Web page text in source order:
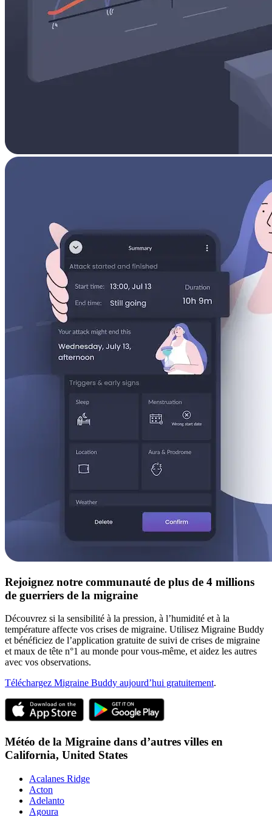
Rejoignez notre communauté de plus de 4 millions
de guerriers de la migraine
Découvrez si la sensibilité à la pression, à l’humidité et à la
température affecte vos crises de migraine. Utilisez Migraine Buddy
et bénéficiez de l’application gratuite de suivi de crises de migraine
et maux de tête n°1 au monde pour vous-même, et aidez les autres
avec vos observations.
Téléchargez Migraine Buddy aujourd’hui gratuitement.
Météo de la Migraine dans d’autres villes en
California, United States
Acalanes Ridge
Acton
Adelanto
Agoura